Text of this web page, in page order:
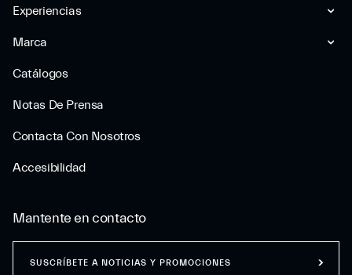
Experiencias
Marca
Catálogos
Notas De Prensa
Contacta Con Nosotros
Accesibilidad
Mantente en contacto
SUSCRÍBETE A NOTICIAS Y PROMOCIONES